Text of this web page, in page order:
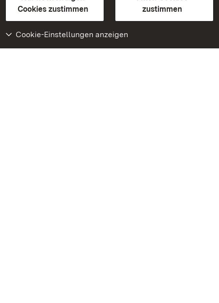
Cookies zustimmen
zustimmen
Cookie-Einstellungen anzeigen
BITV-konform (geprüfte Seiten)
Weiteres